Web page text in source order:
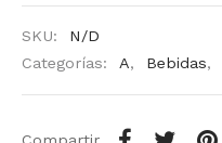
SKU:
N/D
Categorías:
A, Bebidas,
Compartir